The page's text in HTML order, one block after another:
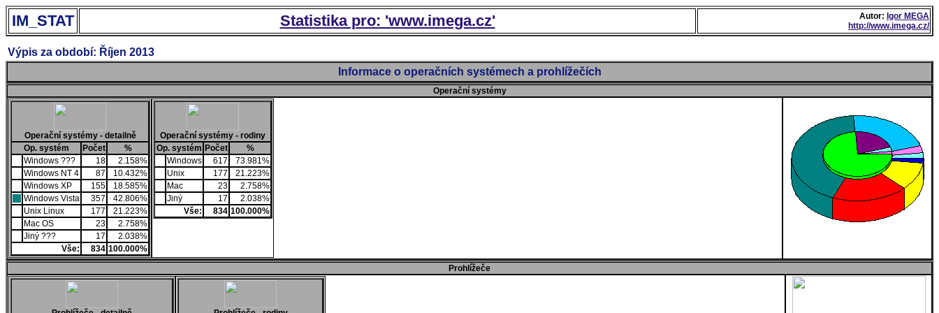
IM_STAT Statistika pro: 'www.imega.cz' Autor: Igor MEGA
http://www.imega.cz/
Výpis za období: Říjen 2013
Informace o operačních systémech a prohlížečích
Operační systémy
Operační systémy - detailně
Op. systém
Počet
%
Windows ???
18
2.158%
Windows NT 4
87
10.432%
Windows XP
155
18.585%
Windows Vista
357
42.806%
Unix Linux
177
21.223%
Mac OS
23
2.758%
Jiný ???
17
2.038%
Vše:
834 100.000%
Operační systémy - rodiny
Op. systém Počet
%
Windows
617
73.981%
Unix
177
21.223%
Mac
23
2.758%
Jiný
17
2.038%
Vše:
834 100.000%
Prohlížeče